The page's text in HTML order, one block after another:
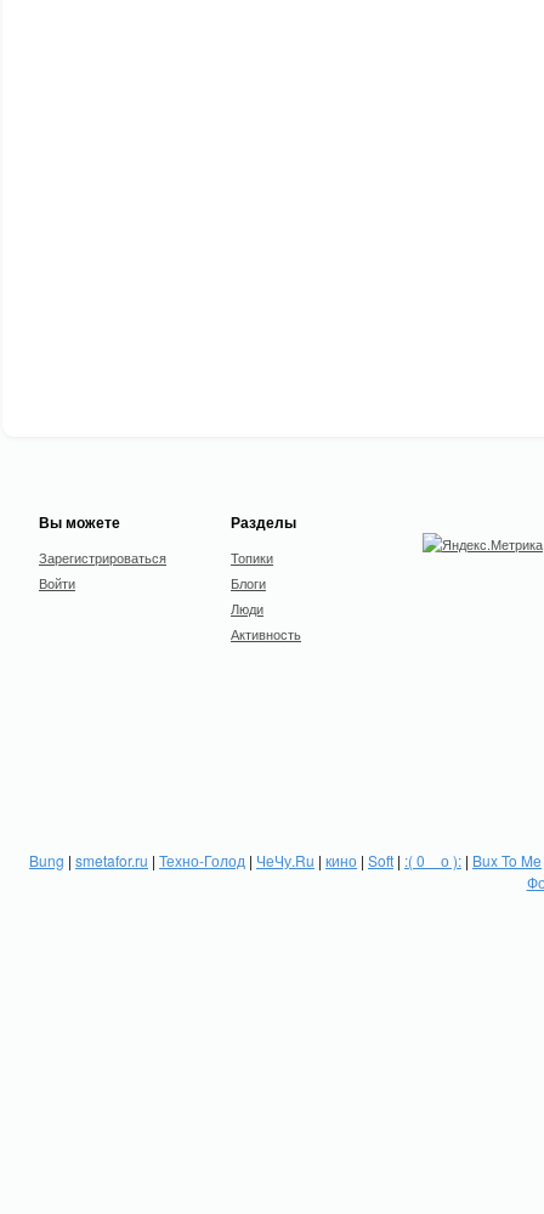
Вы можете
Зарегистрироваться
Войти
Разделы
Топики
Блоги
Люди
Активность
Bung | smetafor.ru | Техно-Голод | ЧеЧу.Ru | кино | Soft | :( 0 _ о ): | Bux To Me